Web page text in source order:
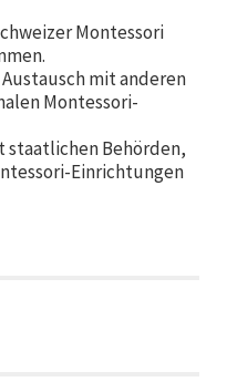
Montessori
mit anderen
Montessori-
staatlichen Behörden,
Einrichtungen